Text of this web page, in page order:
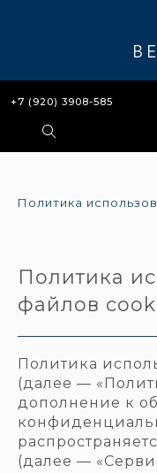
+7 (920) 3908-585
Политика
Политика
файлов
Политика
(далее —
дополнение к
(далее —